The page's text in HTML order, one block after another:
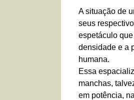
A situação de
seus
espetáculo
densidade e a
humana.
Essa
manchas,
em potência,